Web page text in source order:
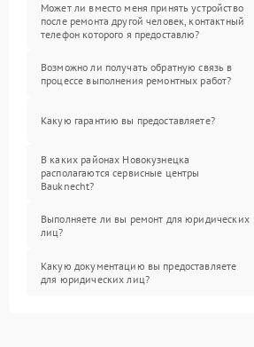
Может ли вместо меня принять устройство
после ремонта другой человек, контактный
телефон которого я предоставлю?
Возможно ли получать обратную связь в
процессе выполнения ремонтных работ?
Какую гарантию вы предоставляете?
В каких районах Новокузнецка
располагаются сервисные центры
Bauknecht?
Выполняете ли вы ремонт для юридических
лиц?
Какую документацию вы предоставляете
для юридических лиц?